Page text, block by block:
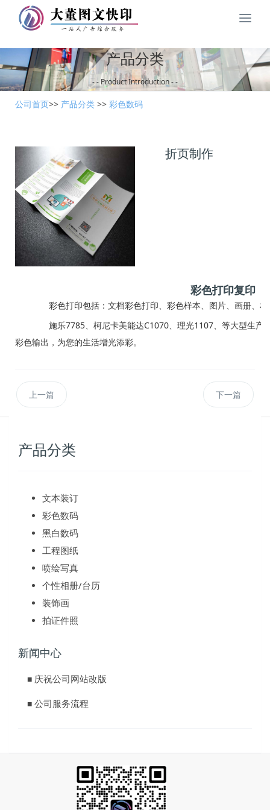
北
董
图
文
产品分类
- - Product Introduction - -
公司首页>> 产品分类 >> 彩色数码
折页制作
彩色打印复印
彩色打印包括：文档彩色打印、彩色样本、图片、画册、相
施乐7785、柯尼卡美能达C1070、理光1107、等大型生产
彩色输出，为您的生活增光添彩。
上一篇 下一篇
产品分类
文本装订
彩色数码
黑白数码
工程图纸
喷绘写真
个性相册/台历
装饰画
拍证件照
新闻中心
■ 庆祝公司网站改版
■ 公司服务流程